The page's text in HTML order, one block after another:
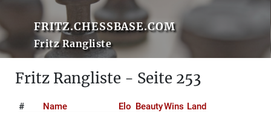
FRITZ.CHESSBASE.COM
Fritz Rangliste
Fritz Rangliste - Seite 253
# Name Elo BeautyWins Land